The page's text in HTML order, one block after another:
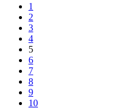
1
2
3
4
5
6
7
8
9
10